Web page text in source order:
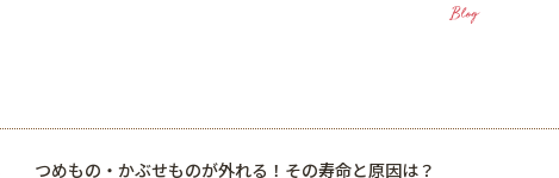
Blog
つめもの・かぶせものが外れる！その寿命と原因は？